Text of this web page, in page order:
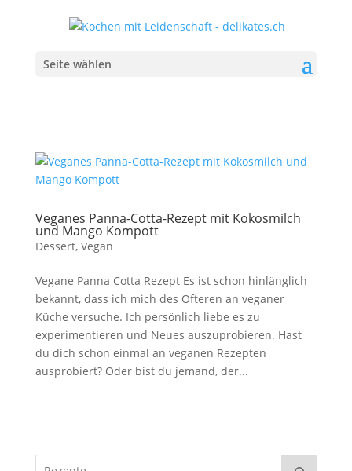
Seite wählen
Veganes Panna-Cotta-Rezept mit Kokosmilch
und Mango Kompott
Dessert, Vegan
Vegane Panna Cotta Rezept Es ist schon hinlänglich
bekannt, dass ich mich des Öfteren an veganer
Küche versuche. Ich persönlich liebe es zu
experimentieren und Neues auszuprobieren. Hast
du dich schon einmal an veganen Rezepten
ausprobiert? Oder bist du jemand, der...